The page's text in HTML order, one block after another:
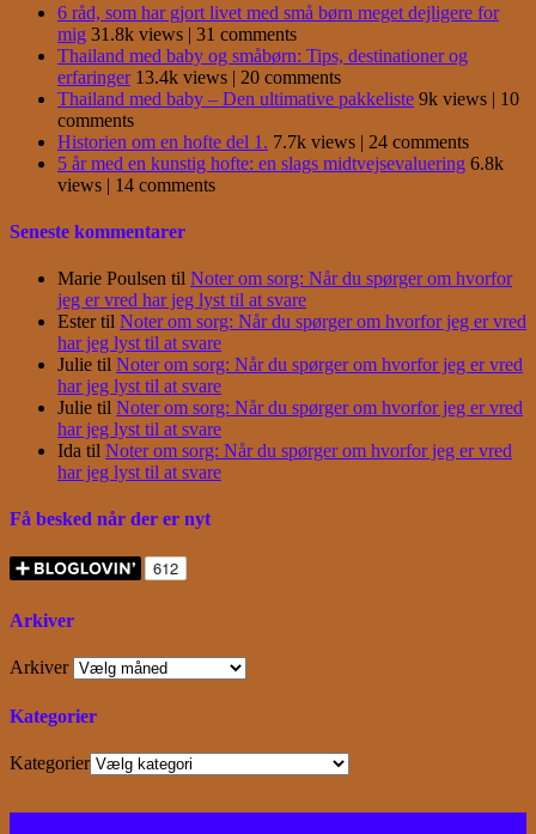
6 råd, som har gjort livet med små børn meget dejligere for
mig 31.8k views | 31 comments
Thailand med baby og småbørn: Tips, destinationer og
erfaringer 13.4k views | 20 comments
Thailand med baby – Den ultimative pakkeliste 9k views | 10
comments
Historien om en hofte del 1. 7.7k views | 24 comments
5 år med en kunstig hofte: en slags midtvejsevaluering 6.8k
views | 14 comments
Seneste kommentarer
Marie Poulsen til Noter om sorg: Når du spørger om hvorfor
jeg er vred har jeg lyst til at svare
Estertil Noter om sorg: Når du spørger om hvorfor jeg er vred
har jeg lyst til at svare
Julie til Noter om sorg: Når du spørger om hvorfor jeg er vred
har jeg lyst til at svare
Julie til Noter om sorg: Når du spørger om hvorfor jeg er vred
har jeg lyst til at svare
Ida til Noter om sorg: Når du spørger om hvorfor jeg er vred
har jeg lyst til at svare
Få besked når der er nyt
Arkiver
Arkiver
Kategorier
Kategorier